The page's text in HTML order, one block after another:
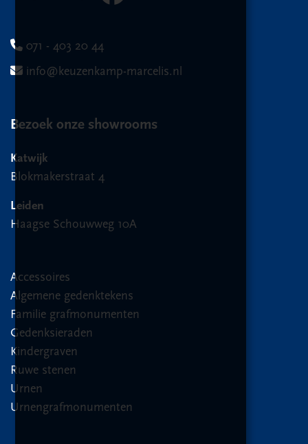
071 - 403 20 44
info@keuzenkamp-marcelis.nl
Bezoek onze showrooms
Katwijk
Blokmakerstraat 4
Leiden
Haagse Schouwweg 10A
Accessoires
Algemene gedenktekens
Familie grafmonumenten
Gedenksieraden
Kindergraven
Ruwe stenen
Urnen
Urnengrafmonumenten